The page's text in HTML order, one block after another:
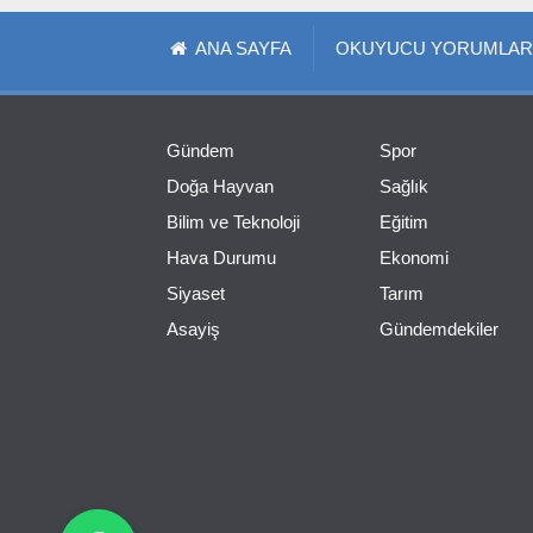
ANA SAYFA OKUYUCU
Gündem
Doğa Hayvan
Bilim ve Teknoloji
Hava Durumu
Siyaset
Asayiş
Spor
Sağlık
Eğitim
Ekonomi
Tarım
Gündemdekiler